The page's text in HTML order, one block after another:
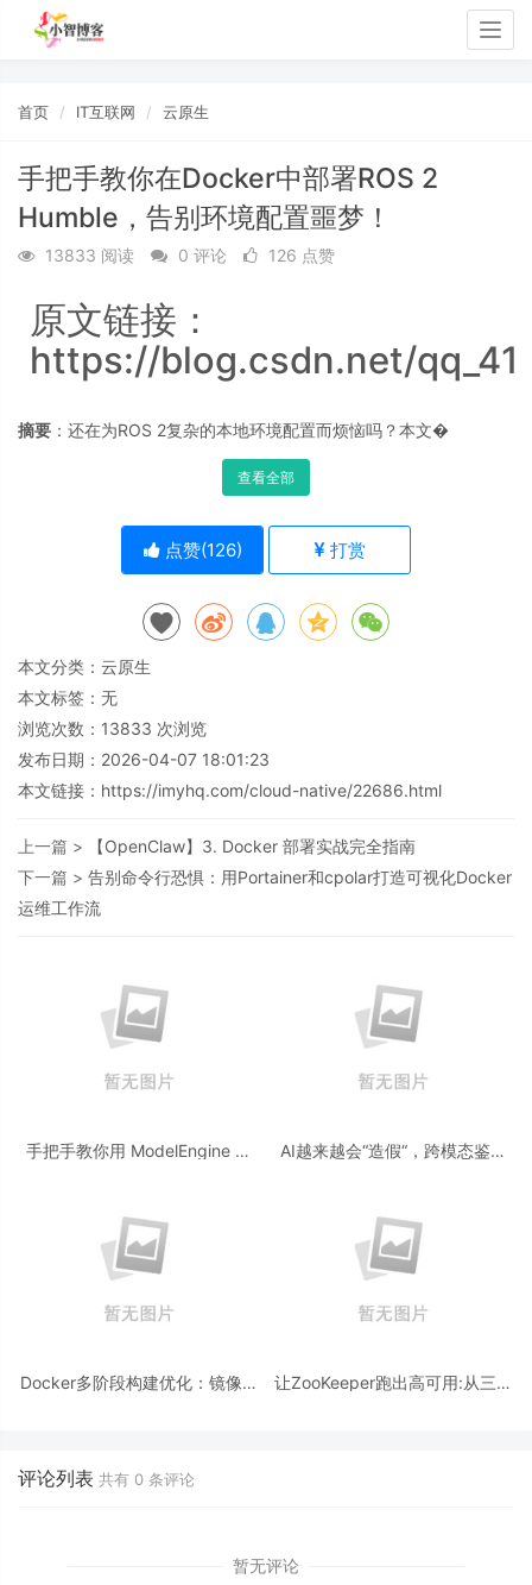
首页 IT互联网 云原生
手把手教你在Docker中部署ROS 2
Humble，告别环境配置噩梦！
13833 阅读 0 评论 126 点赞
原文链接：
https://blog.csdn.net/
摘要 ：还在为ROS 2复杂的本地环境配置而烦恼吗？本文�
查看全部
点赞(126) 打赏
本文分类： 云原生
本文标签：无
浏览次数： 13833 次浏览
发布日期：2026-04-07 18:01:23
本文链接： https://imyhq.com/cloud-native/22686.html
上一篇 >
【OpenClaw】3. Docker 部署实战完全指南
下一篇 > 告别命令行恐惧：用Portainer和cpolar打造可视化Docker
运维工作流
手把手教你用 ModelEngine 打
AI越来越会“造假“，跨模态鉴伪
Docker多阶段构建优化：镜像体
让ZooKeeper跑出高可用:从三节
评论列表 共有 0 条评论
暂无评论